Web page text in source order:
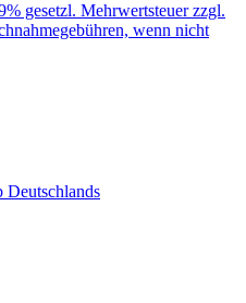
gesetzl. Mehrwertsteuer zzgl.
wenn nicht
Deutschlands